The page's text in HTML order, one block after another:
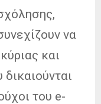
να
και
του e-